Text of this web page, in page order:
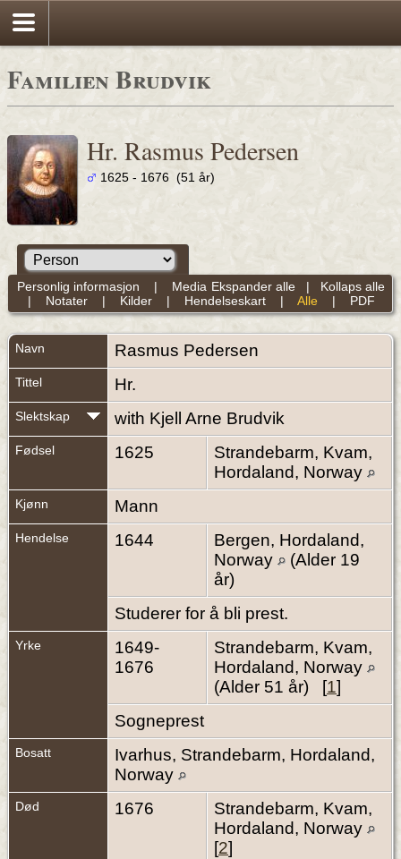
Familien Brudvik
Hr. Rasmus Pedersen
1625 - 1676 (51 år)
Ekspander alle | Kollaps alle
Personlig informasjon | Media
| Notater| Kilder| Hendelseskart| Alle | PDF
Navn Rasmus Pedersen
Tittel Hr.
Slektskap with Kjell Arne Brudvik
Fødsel 1625
Strandebarm, Kvam,
Hordaland, Norway
Kjønn Mann
Hendelse 1644
Bergen, Hordaland,
Norway
(Alder 19
år)
Studerer for å bli prest.
Yrke
1649-
1676
Strandebarm, Kvam,
Hordaland, Norway
(Alder 51 år) [1]
Sogneprest
Bosatt
Ivarhus, Strandebarm, Hordaland,
Norway
Død 1676
Strandebarm, Kvam,
Hordaland, Norway
[2]